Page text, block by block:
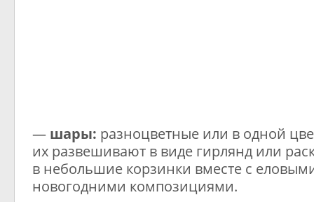
— шары: разноцветные или в одной
их развешивают в виде гирлянд или
в небольшие корзинки вместе с
новогодними композициями.